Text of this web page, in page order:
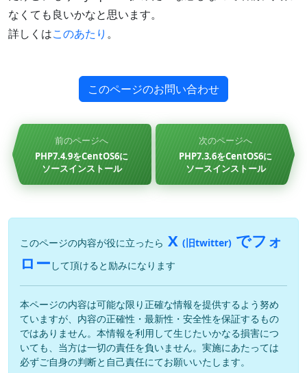
なくても良いかなと思います。
詳しくはこのあたり 。
このページのお問い合わせ
前のページへ
PHP7.4.9をCentOS6に
ソースインストール
次のページへ
PHP7.3.6をCentOS6に
ソースインストール
このページの内容が役に立ったら X (旧twitter) でフォ
ロー して頂けると励みになります
本ページの内容は可能な限り正確な情報を提供するよう努め
ていますが、内容の正確性・最新性・安全性を保証するもの
ではありません。本情報を利用して生じたいかなる損害につ
いても、当方は一切の責任を負いません。実施にあたっては
必ずご自身の判断と自己責任にてお願いいたします。